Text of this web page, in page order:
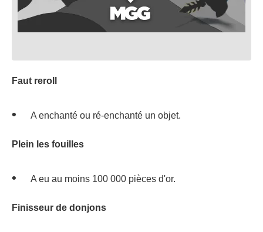
Faut reroll
A enchanté ou ré-enchanté un objet.
Plein les fouilles
A eu au moins 100 000 pièces d'or.
Finisseur de donjons